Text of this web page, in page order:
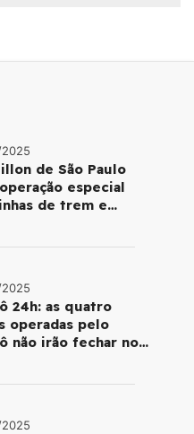
de São Paulo
especial
de trem e
24h: as quatro
operadas pelo
não irão fechar no